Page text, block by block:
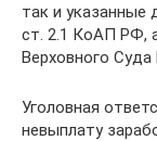
так и указанные
ст. 2.1 КоАП РФ,
Верховного Суда
Уголовная
невыплату